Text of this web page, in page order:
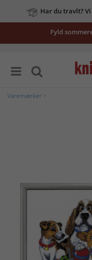
Har du travlt?
Fyld
Varemærker